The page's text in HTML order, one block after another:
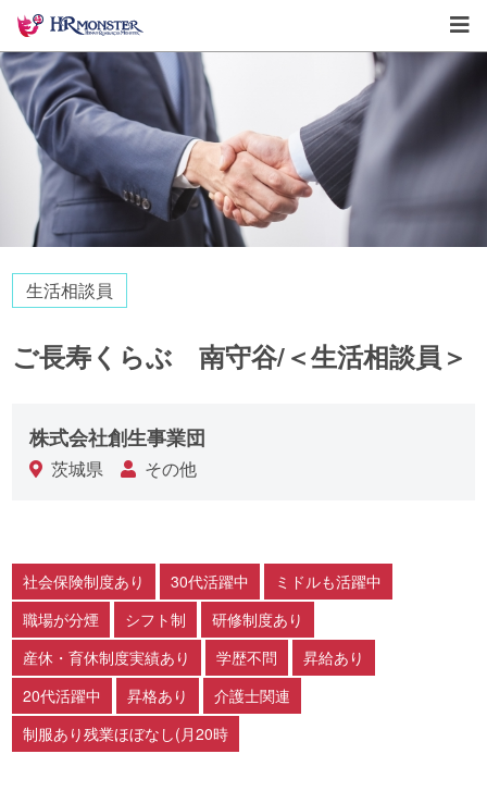
生活相談員
ご長寿くらぶ 南守谷/＜生活相談員＞
株式会社創生事業団
茨城県 その他
社会保険制度あり 30代活躍中
ミドルも活躍中
職場が分煙
シフト制
研修制度あり
産休・育休制度実績あり
学歴不問
昇給あり
20代活躍中
昇格あり
介護士関連
制服あり残業ほぼなし(月20時